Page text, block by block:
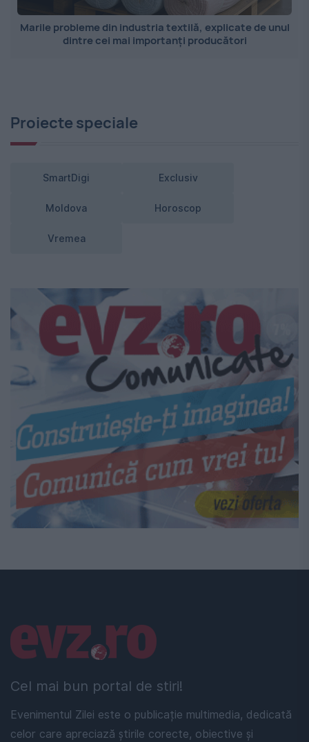
Marile probleme din industria textilă, explicate de unul
dintre cei mai importanți producători
Proiecte speciale
SmartDigi Exclusiv
Moldova Horoscop
Vremea
Cel mai bun portal de stiri!
Evenimentul Zilei este o publicație multimedia, dedicată
celor care apreciază știrile corecte, obiective și
Linkuri utile